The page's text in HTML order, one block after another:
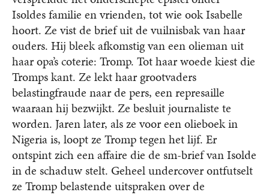
Isoldes familie en vrienden, tot wie ook Isabelle
hoort. Ze vist de brief uit de vuilnisbak van haar
ouders. Hij bleek afkomstig van een olieman uit
haar opa’s coterie: Tromp. Tot haar woede kiest die
Tromps kant. Ze lekt haar grootvaders
belastingfraude naar de pers, een represaille
waaraan hij bezwijkt. Ze besluit journaliste te
worden. Jaren later, als ze voor een olieboek in
Nigeria is, loopt ze Tromp tegen het lijf. Er
ontspint zich een affaire die de sm-brief van Isolde
in de schaduw stelt. Geheel undercover ontfutselt
ze Tromp belastende uitspraken over de